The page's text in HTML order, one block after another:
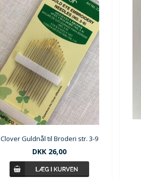
Clover Guldnål til Broderi str. 3-9
DKK 26,00